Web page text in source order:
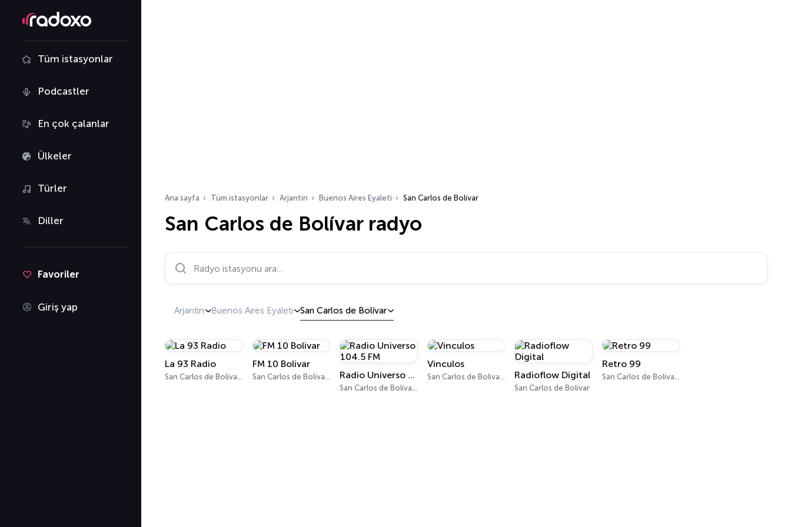
Tüm istasyonlar
Podcastler
En çok çalanlar
Ülkeler
Türler
Diller
Favoriler
Giriş yap
Ana sayfa Tüm istasyonlar Arjantin Buenos Aires Eyaleti San Carlos de Bolívar
San Carlos de Bolívar radyo
Radyo istasyonu ara…
Arjantin Buenos Aires Eyaleti San Carlos de Bolívar
La 93 Radio
San Carlos de Bolívar 93.3 FM
FM 10 Bolivar
San Carlos de Bolívar 106.1 FM Radio Universo 104.5 FM
San Carlos de Bolívar 104.5 FM
Vinculos
San Carlos de Bolívar 89.7 FM Radioflow Digital
San Carlos de Bolívar
Retro 99
San Carlos de Bolívar 99.9 FM